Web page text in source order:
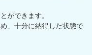
ができます。
、十分に納得した状態で